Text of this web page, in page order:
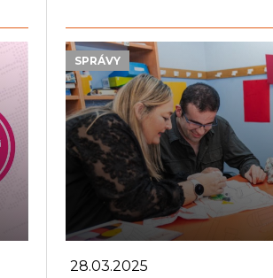
SPRÁVY
28.03.2025